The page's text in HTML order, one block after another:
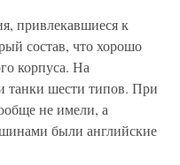
привлекавшиеся к
состав, что хорошо
корпуса. На
танки шести типов. При
не имели, а
были английские